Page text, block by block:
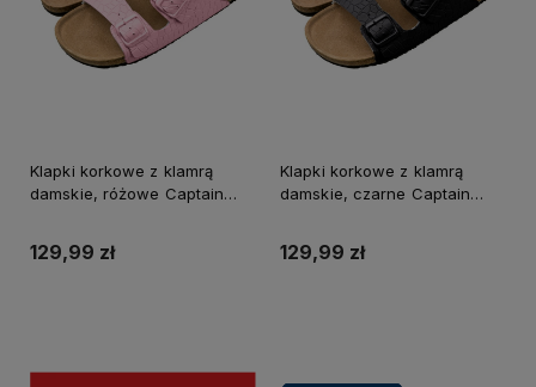
Klapki korkowe z klamrą
damskie, różowe Captain
129,99 zł
Klapki korkowe z klamrą
damskie, czarne Captain
129,99 zł